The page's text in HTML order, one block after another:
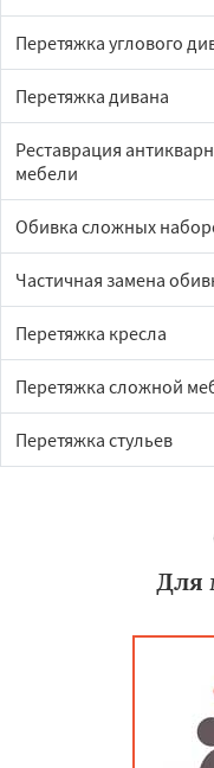
Перетяжка углового
Перетяжка дивана
Реставрация
мебели
Обивка сложных
Частичная замена
Перетяжка кресла
Перетяжка сложной
Перетяжка стульев
Для